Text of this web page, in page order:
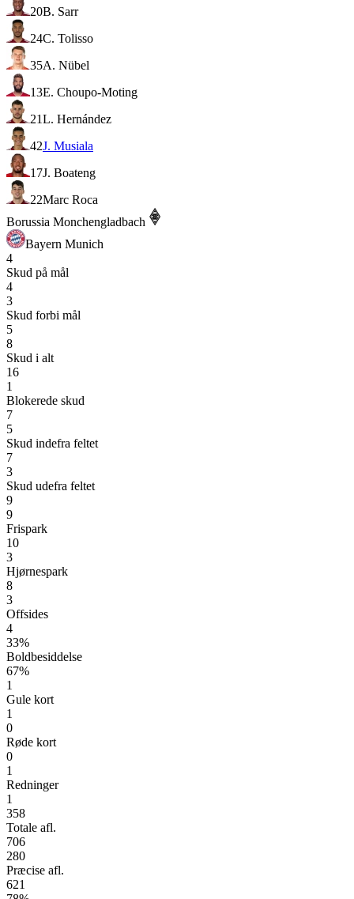
20B. Sarr
24C. Tolisso
35A. Nübel
13E. Choupo-Moting
21L. Hernández
42J. Musiala
17J. Boateng
22Marc Roca
Borussia Monchengladbach
Bayern Munich
4
Skud på mål
4
3
Skud forbi mål
5
8
Skud i alt
16
1
Blokerede skud
7
5
Skud indefra feltet
7
3
Skud udefra feltet
9
9
Frispark
10
3
Hjørnespark
8
3
Offsides
4
33%
Boldbesiddelse
67%
1
Gule kort
1
0
Røde kort
0
1
Redninger
1
358
Totale afl.
706
280
Præcise afl.
621